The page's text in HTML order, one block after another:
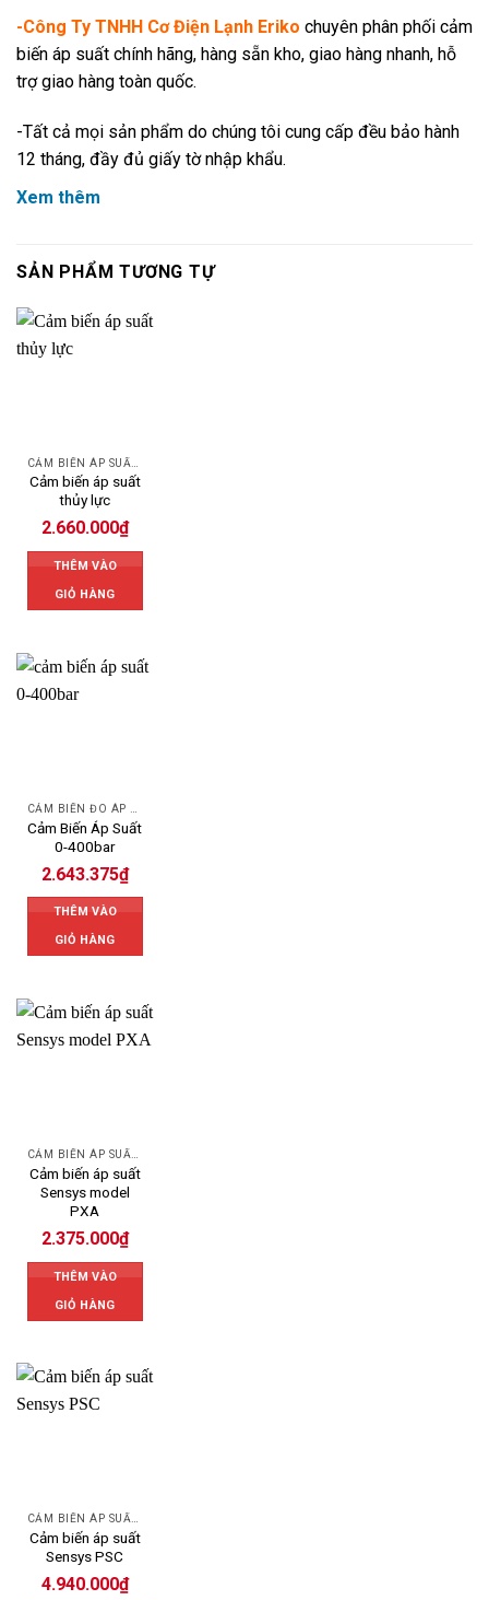
-Công Ty TNHH Cơ Điện Lạnh Eriko chuyên phân phối cảm
biến áp suất chính hãng, hàng sẵn kho, giao hàng nhanh, hỗ
trợ giao hàng toàn quốc.
-Tất cả mọi sản phẩm do chúng tôi cung cấp đều bảo hành
12 tháng, đầy đủ giấy tờ nhập khẩu.
-Hãy liên hệ cho chúng tôi ngay để được tư vấn và báo giá:
CÔNG TY TNHH CƠ ĐIỆN LẠNH ERIKO
Địa chỉ:
Số 37-BT4-KĐT Mới Cầu Bươu-Xã Tân Triều-
Huyện Thanh Trì-TP Hà nội.
VP – Kho Hàng TP HCM:
Phường 2, Quận Tân Bình, TP HCM
Xem thêm
SẢN PHẨM TƯƠNG TỰ
Cảm biến áp suất
thủy lực
2.660.000₫
THÊM VÀO
GIỎ HÀNG
Cảm Biến Áp Suất
0-400bar
2.643.375₫
THÊM VÀO
GIỎ HÀNG
Cảm biến áp suất
Sensys model
PXA
2.375.000₫
THÊM VÀO
GIỎ HÀNG
Cảm biến áp suất
Sensys PSC
4.940.000₫